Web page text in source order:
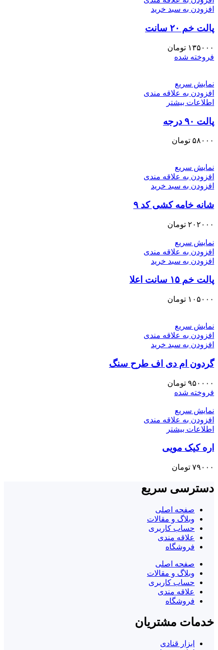
افزودن به سبد خرید
پالت خم ۲۰ سانت
۱۳۵۰۰۰ تومان
فروخته شده
نمایش سریع
افزودن به علاقه مندی
اطلاعات بیشتر
پالت ۹۰ درجه
۵۸۰۰۰ تومان
نمایش سریع
افزودن به علاقه مندی
افزودن به سبد خرید
شانه خامه کشی کد ۹
۲۰۲۰۰۰ تومان
نمایش سریع
افزودن به علاقه مندی
افزودن به سبد خرید
پالت خم ۱۵ سانت اعلا
۱۰۵۰۰۰ تومان
نمایش سریع
افزودن به علاقه مندی
افزودن به سبد خرید
گردون ام دی اف طرح سنگ
۹۵۰۰۰۰ تومان
فروخته شده
نمایش سریع
افزودن به علاقه مندی
اطلاعات بیشتر
اره کیک مویی
۷۹۰۰۰ تومان
دسترسی سریع
صفحه اصلی
وبلاگ و مقالات
حساب کاربری
علاقه مندی
فروشگاه
صفحه اصلی
وبلاگ و مقالات
حساب کاربری
علاقه مندی
فروشگاه
خدمات مشتریان
ابزار قنادی